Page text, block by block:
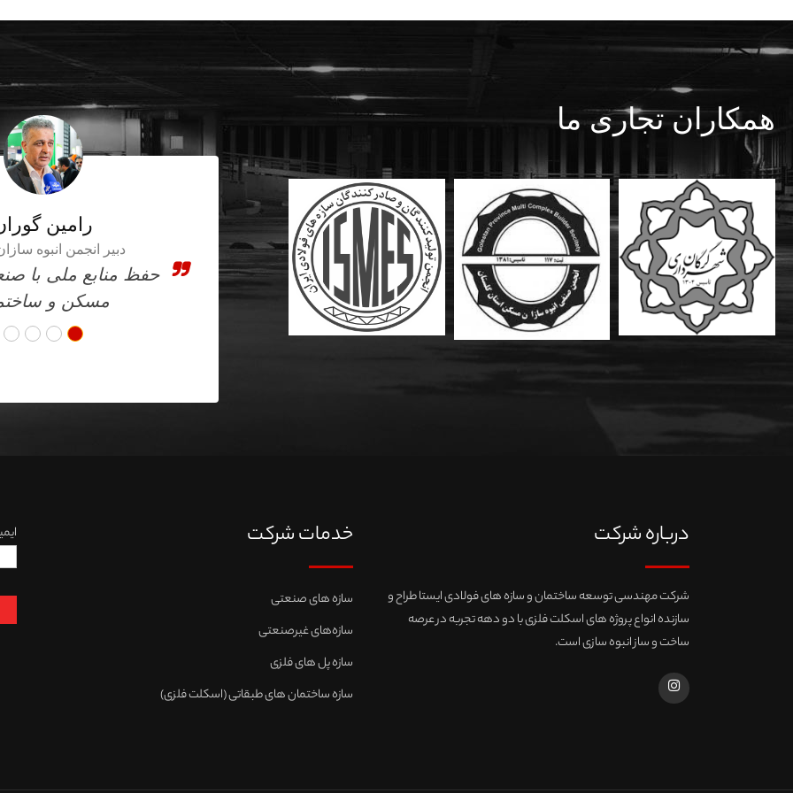
همکاران تجاری ما
رامین گوران
دبیر انجمن انبوه سازان تهران
حفظ منابع ملی با صنعتی سازی
مسکن و ساختمان
حامد
رئیس انجمن سازه های
سازه های فولادی
رقابت در
درباره شرکت
شرکت مهندسی توسعه ساختمان و سازه های فولادی ایستا طراح و
سازنده انواع پروژه های اسکلت فلزی با دو دهه تجربه در عرصه
ساخت و ساز انبوه سازی است.
خدمات شرکت
سازه های صنعتی
سازه‌های غیرصنعتی
سازه پل های فلزی
سازه ساختمان های طبقاتی (اسکلت فلزی)